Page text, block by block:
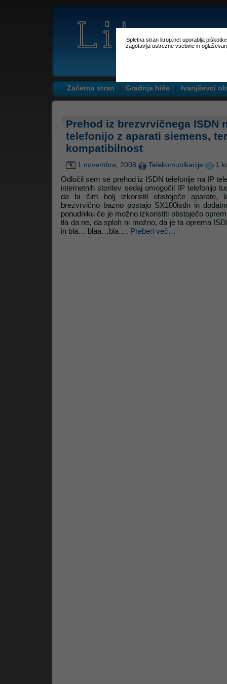
Spletna stran litrop.net uporablja
zagotavlja ustrezne vsebine in
Začetna stran Gradnja hiše Ivanjševci
Prehod iz brezvrvičnega ISDN
telefonijo z aparati siemens,
kompatibilnost
1 novembra, 2008 Telekomunikacije 1
Odločil sem se prehod iz ISDN telefonije na IP
internetnih storitev sedaj omogočil IP telefonijo
da bi čim bolj izkoristil obstoječe aparate,
brezvrvično bazno postajo SX100isdn in
ponudniku če je možno izkoristiti obstoječo
tla da ne, da sploh ni možno, da je ta oprema
in bla… blaa…bla…. Preberi več…